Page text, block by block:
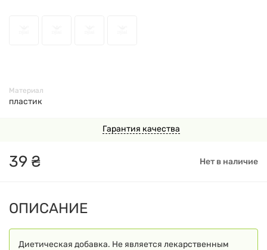
Гарантия качества
39 ₴ Нет в наличие
Материал
пластик
ОПИСАНИЕ
Диетическая добавка. Не является лекарственным